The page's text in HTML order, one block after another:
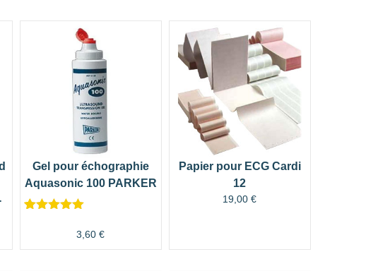
Gel pour échographie
Aquasonic 100 PARKER
3,60€
Papier pour ECG Cardi
12
19,00€